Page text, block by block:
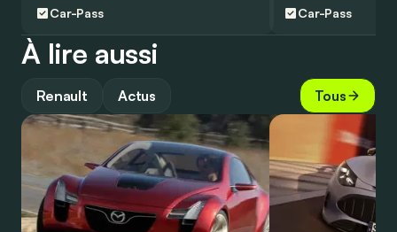
Car-Pass Car-Pass
À lire aussi
Renault Actus Tous